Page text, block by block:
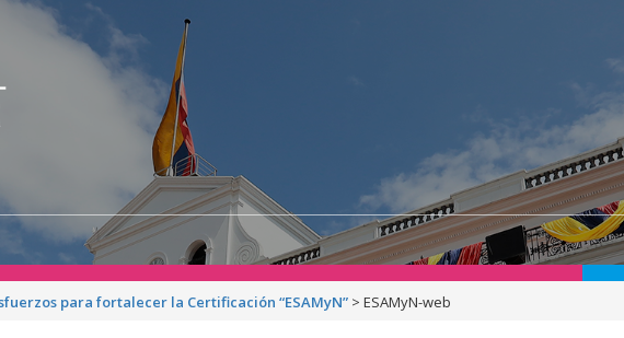
para fortalecer la Certificación “ESAMyN” >ESAMyN-web